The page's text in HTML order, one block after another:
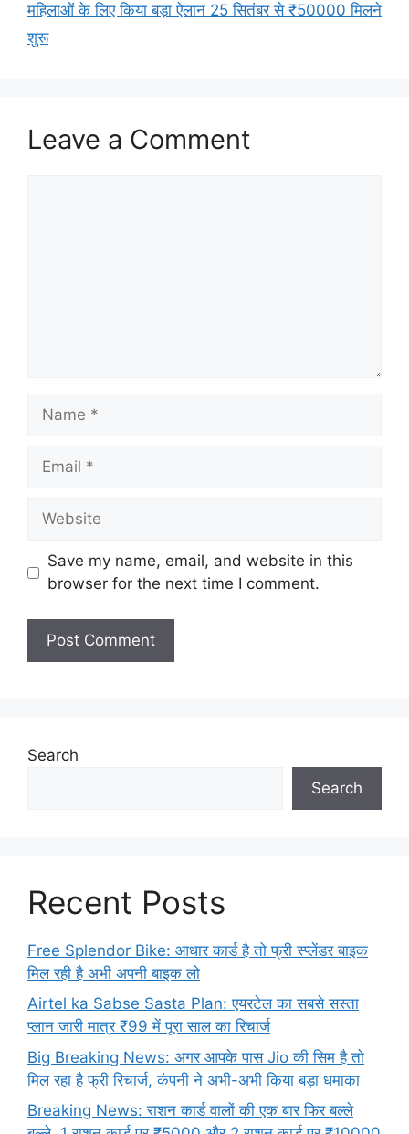
महिलाओं के लिए किया बड़ा ऐलान 25 सितंबर से ₹50000 मिलने
शुरू
Leave a Comment
Name
Email
Website
Save my name, email, and website in this
browser for the next time I comment.
Search
Search
Recent Posts
Free Splendor Bike: आधार कार्ड है तो फ्री स्प्लेंडर बाइक
मिल रही है अभी अपनी बाइक लो
Airtel ka Sabse Sasta Plan: एयरटेल का सबसे सस्ता
प्लान जारी मात्र ₹99 में पूरा साल का रिचार्ज
Big Breaking News: अगर आपके पास Jio की सिम है तो
मिल रहा है फ्री रिचार्ज, कंपनी ने अभी-अभी किया बड़ा धमाका
Breaking News: राशन कार्ड वालों की एक बार फिर बल्ले